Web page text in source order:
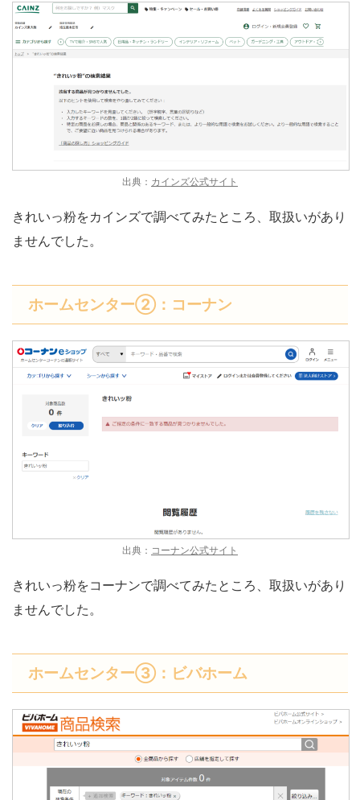
出典： カインズ公式サイト
きれいっ粉をカインズで調べてみたところ、取扱いがあり
ませんでした。
ホームセンター②：コーナン
出典： コーナン公式サイト
きれいっ粉をコーナンで調べてみたところ、取扱いがあり
ませんでした。
ホームセンター③：ビバホーム